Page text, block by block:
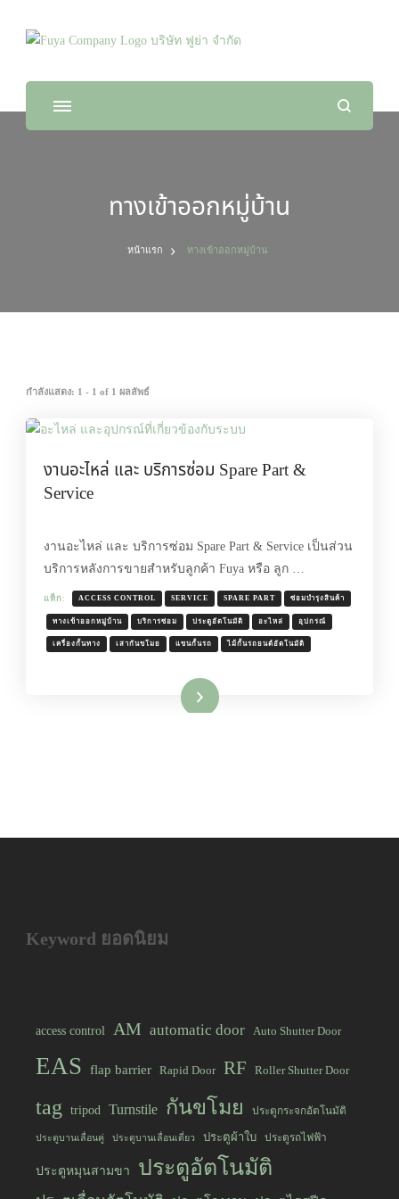
จัดจำหน่ายสินค้า และติดตั้งระบบรักษาความปลอดภัย
ทางเข้าออกหมู่บ้าน
หน้าแรก ทางเข้าออกหมู่บ้าน
กำลังแสดง: 1 - 1 of 1 ผลลัพธ์
งานอะไหล่ และ บริการซ่อม Spare Part &
Service
งานอะไหล่ และ บริการซ่อม Spare Part & Service เป็นส่วน
บริการหลังการขายสำหรับลูกค้า Fuya หรือ ลูก …
แท็ก: ACCESS CONTROL SERVICE SPARE PART ซ่อมบำรุงสินค้า
ทางเข้าออกหมู่บ้าน บริการซ่อม ประตูอัตโนมัติ อะไหล่ อุปกรณ์
เครื่องกั้นทาง เสากันขโมย แขนกั้นรถ ไม้กั้นรถยนต์อัตโนมัติ
อ่านเพิ่มเติม
Keyword ยอดนิยม
access control AM automatic door Auto Shutter Door
EAS flap barrier Rapid Door RF Roller Shutter Door
tag tripod Turnstile กันขโมย ประตูกระจกอัตโนมัติ
ประตูบานเลื่อนคู่ ประตูบานเลื่อนเดี่ยว ประตูผ้าใบ ประตูรถไฟฟ้า
ประตูหมุนสามขา ประตูอัตโนมัติ